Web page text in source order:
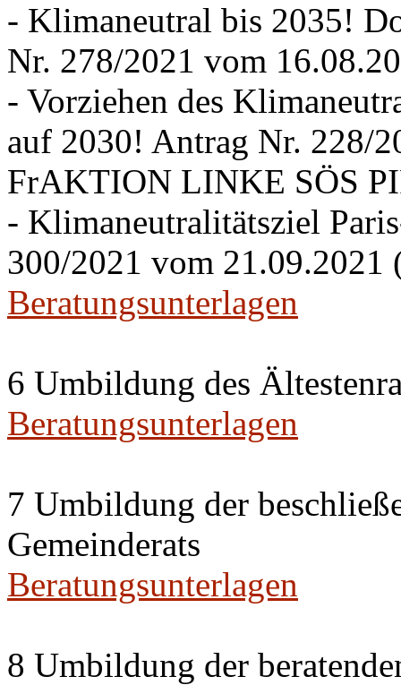
- Klimaneutral bis 2035!
Nr. 278/2021 vom
- Vorziehen des
auf 2030! Antrag Nr. 228/
FrAKTION LINKE SÖS
- Klimaneutralitätsziel
300/2021 vom 21.09.2021
Beratungsunterlagen
6 Umbildung des
Beratungsunterlagen
7 Umbildung der
Gemeinderats
Beratungsunterlagen
8 Umbildung der